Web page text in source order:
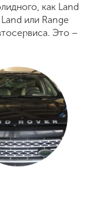
как Land
или Range
Это –